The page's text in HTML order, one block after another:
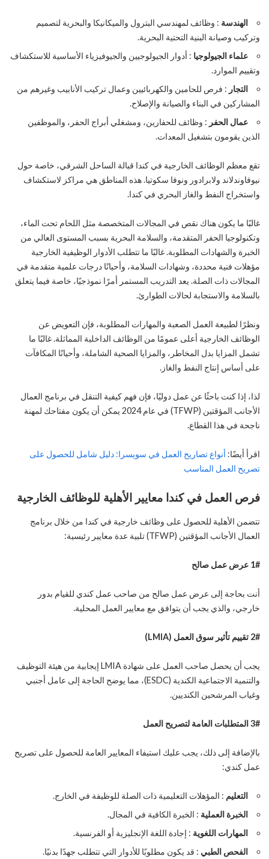
الهندسة : وظائف لمهندسي البترول والميكانيكا والبحرية لتصميم
وتركيب وصيانة البنية التحتية البحرية.
علماء الجيولوجيا : أدوار الجيولوجيين والجيوفيزياء الأساسية للاستكشاف
وتقييم الموارد.
التجار : فرص للحامين والكهربائيين وعمال تركيب الأنابيب وغيرهم من
المشاركين في البناء والصيانة والإصلاح.
عمال الحفر : وظائف للحفارين، ومشغلي أبراج الحفر، والموظفين
الذين يقومون بتشغيل المعدات.
تقع معظم الوظائف الخارجية في كندا قبالة الساحل الشرقي، خاصة حول
نيوفاوندلاند ولابرادور ونوفا سكوتيا. هذه المناطق هي مراكز لاستكشاف
واستخراج النفط والغاز البحري في كندا.
غالبًا ما يكون هناك نقص في المجالات المتخصصة مثل اللحام تحت الماء،
وتكنولوجيا الحفر المتقدمة، والسلامة البحرية بسبب المستوى العالي من
الخبرة والشهادات المطلوبة. غالبًا ما تتطلب الأدوار الوظيفية الخارجية
مؤهلات فنية محددة، وشهادات السلامة، وأحيانًا درجات علمية متقدمة في
المجالات ذات الصلة. يعد التدريب المستمر أمرًا نموذجيًا، خاصة فيما يتعلق
بالسلامة والاستجابة لحالات الطوارئ.
ونظرًا لطبيعة العمل الصعبة والمهارات المطلوبة، فإن التعويض عن
الوظائف الخارجية أعلى عمومًا من الوظائف الداخلية المماثلة. غالبًا ما
تشمل المزايا بدل المخاطر، والمزايا الصحية الشاملة، وأحيانًا المكافآت
على أساس إنتاج النفط والغاز.
لذا، إذا كنت باحثًا عن عمل دوليًا، فإن فهم كيفية التنقل في برنامج العمال
الأجانب المؤقتين (TFWP) في عام 2024 يمكن أن يكون مفتاحك لمهنة
ناجحة في هذا القطاع.
اقرأ أيضًا: أنواع تصاريح العمل في سويسرا: دليل شامل للحصول على
تصريح العمل المناسب
فرص العمل في كندا معايير الأهلية للوظائف الخارجية
تتضمن الأهلية للحصول على وظائف خارجية في كندا من خلال برنامج
العمال الأجانب المؤقتين (TFWP) تلبية عدة معايير رئيسية:
1# عرض عمل صالح
أنت بحاجة إلى عرض عمل صالح من صاحب عمل كندي للقيام بدور
خارجي، والذي يجب أن يتوافق مع معايير العمل المحلية.
2# تقييم تأثير سوق العمل (LMIA)
يجب أن يحصل صاحب العمل على شهادة LMIA إيجابية من هيئة التوظيف
والتنمية الاجتماعية الكندية (ESDC)، مما يوضح الحاجة إلى عامل أجنبي
وغياب المرشحين الكنديين.
3# المتطلبات العامة لتصريح العمل
بالإضافة إلى ذلك، يجب عليك استيفاء المعايير العامة للحصول على تصريح
عمل كندي:
التعليم : المؤهلات التعليمية ذات الصلة للوظيفة في الخارج.
الخبرة العملية : الخبرة الكافية في المجال.
المهارات اللغوية : إجادة اللغة الإنجليزية أو الفرنسية.
الفحص الطبي : قد يكون مطلوبًا للأدوار التي تتطلب جهدًا بدنيًا.